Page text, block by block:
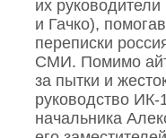
их
и Гачко),
переписки
СМИ. Помимо
за пытки и
руководство
начальника